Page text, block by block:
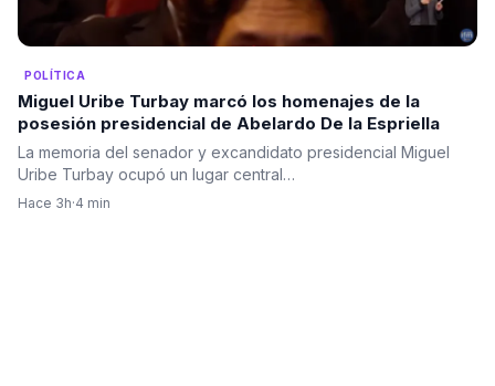
POLÍTICA
Miguel Uribe Turbay marcó los homenajes de la
posesión presidencial de Abelardo De la Espriella
La memoria del senador y excandidato presidencial Miguel
Uribe Turbay ocupó un lugar central…
Hace 3h·4 min